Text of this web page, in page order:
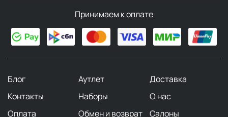
Принимаем к оплате
Блог Аутлет
Доставка
Контакты
Наборы
О нас
Оплата
Обмен и возврат Салоны